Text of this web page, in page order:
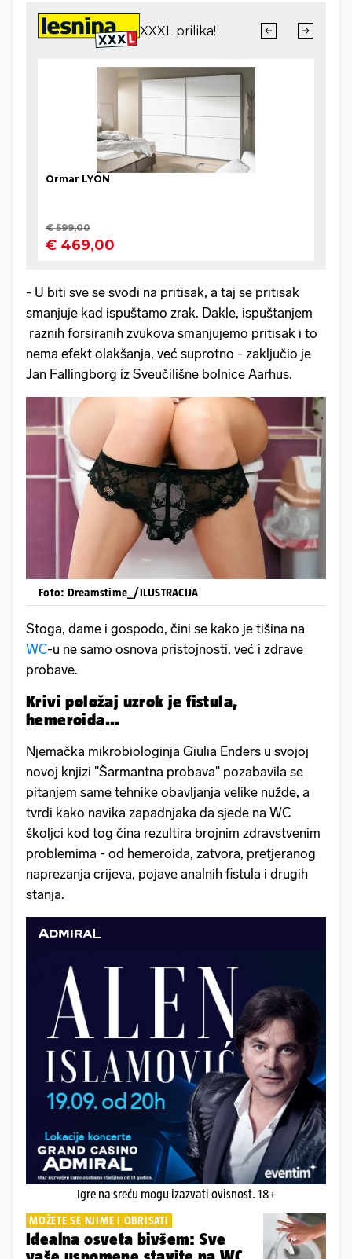
- U biti sve se svodi na pritisak, a taj se pritisak
smanjuje kad ispuštamo zrak. Dakle, ispuštanjem
raznih forsiranih zvukova smanjujemo pritisak i to
nema efekt olakšanja, već suprotno - zaključio je
Jan Fallingborg iz Sveučilišne bolnice Aarhus.
Foto: Dreamstime_/ILUSTRACIJA
Stoga, dame i gospodo, čini se kako je tišina na
WC-u ne samo osnova pristojnosti, već i zdrave
probave.
Krivi položaj uzrok je fistula,
hemeroida...
Njemačka mikrobiologinja Giulia Enders u svojoj
novoj knjizi "Šarmantna probava" pozabavila se
pitanjem same tehnike obavljanja velike nužde, a
tvrdi kako navika zapadnjaka da sjede na WC
školjci kod tog čina rezultira brojnim zdravstvenim
problemima - od hemeroida, zatvora, pretjeranog
naprezanja crijeva, pojave analnih fistula i drugih
stanja.
Igre na sreću mogu izazvati ovisnost. 18+
MOŽETE SE NJIME I OBRISATI
Idealna osveta bivšem: Sve